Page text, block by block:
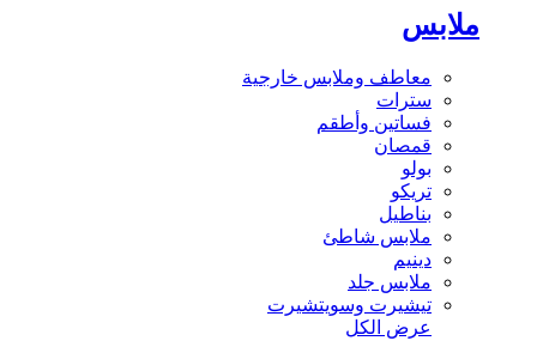
ملابس
معاطف وملابس خارجية
سترات
فساتين وأطقم
قمصان
بولو
تريكو
بناطيل
ملابس شاطئ
دينيم
ملابس جلد
تيشيرت وسويتشيرت
عرض الكل